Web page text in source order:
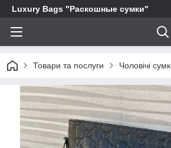
Luxury Bags "Раскошные сумки"
Товари та послуги Чоловічі